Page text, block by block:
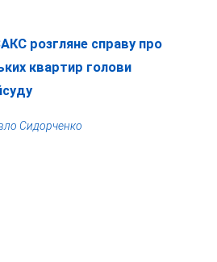
розгляне справу про
квартир голови
Сидорченко